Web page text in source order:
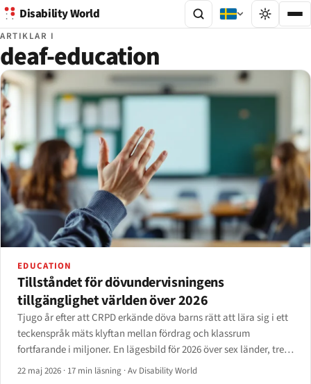
Disability World
ARTIKLAR I
deaf-education
EDUCATION
Tillståndet för dövundervisningens
tillgänglighet världen över 2026
Tjugo år efter att CRPD erkände döva barns rätt att lära sig i ett
teckenspråk mäts klyftan mellan fördrag och klassrum
fortfarande i miljoner. En lägesbild för 2026 över sex länder, tre
undervisningsmodeller och de policymekanismer som börjar
22 maj 2026 · 17 min läsning ·Av Disability World